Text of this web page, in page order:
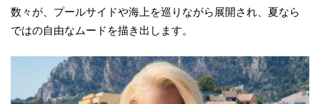
数々が、プールサイドや海上を巡りながら展開され、夏なら
ではの自由なムードを描き出します。